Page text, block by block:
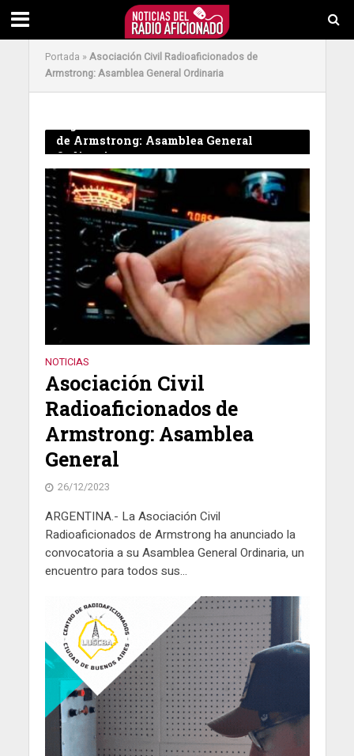
Portada »Asociación Civil Radioaficionados de
Armstrong: Asamblea General Ordinaria
de Armstrong: Asamblea General
Ordinaria
NOTICIAS
Asociación Civil
Radioaficionados de
Armstrong: Asamblea
General
26/12/2023
ARGENTINA.- La Asociación Civil
Radioaficionados de Armstrong ha anunciado la
convocatoria a su Asamblea General Ordinaria, un
encuentro para todos sus...